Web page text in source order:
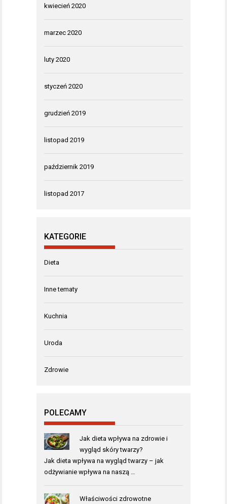
kwiecień 2020
marzec 2020
luty 2020
styczeń 2020
grudzień 2019
listopad 2019
październik 2019
listopad 2017
KATEGORIE
Dieta
Inne tematy
Kuchnia
Uroda
Zdrowie
POLECAMY
Jak dieta wpływa na zdrowie i
wygląd skóry twarzy?
Jak dieta wpływa na wygląd twarzy – jak
odżywianie wpływa na naszą …
Właściwości zdrowotne